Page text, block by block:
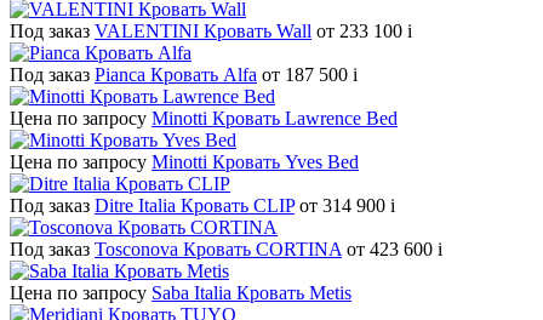
Под заказ VALENTINI Кровать Wall от 233 100 i
Под заказ Pianca Кровать Alfa от 187 500 i
Цена по запросу Minotti Кровать Lawrence Bed
Цена по запросу Minotti Кровать Yves Bed
Под заказ Ditre Italia Кровать CLIP от 314 900 i
Под заказ Tosconova Кровать CORTINA от 423 600 i
Цена по запросу Saba Italia Кровать Metis